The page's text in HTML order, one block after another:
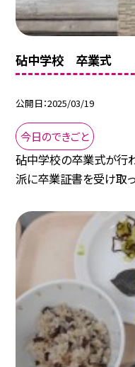
砧中学校 卒業式
公開日 2025/03/19
今日のできごと
砧中学校の卒業式が行
派に卒業証書を受け取